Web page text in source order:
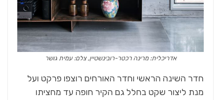
אדריכלית: מרינה רכטר-רובינשטיין, צלם: עמית גושר
חדר השינה הראשי וחדר האורחים רוצפו פרקט ועל
מנת ליצור שקט בחלל גם הקיר חופה עד מחציתו